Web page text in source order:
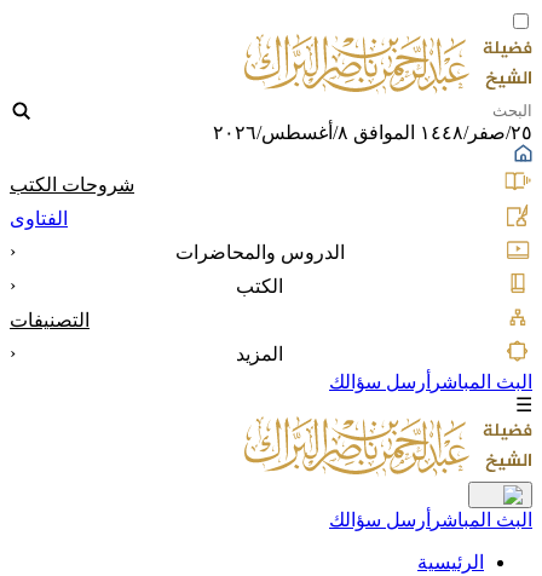
٢٥/صفر/١٤٤٨ الموافق ٨/أغسطس/٢٠٢٦
شروحات الكتب
الفتاوى
الدروس والمحاضرات
‹
الكتب
‹
التصنيفات
المزيد
‹
البث المباشر أرسل سؤالك
☰
البث المباشر أرسل سؤالك
الرئيسية